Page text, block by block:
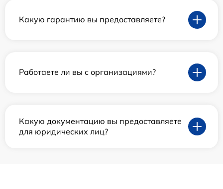
Какую гарантию вы предоставляете?
Работаете ли вы с организациями?
Какую документацию вы предоставляете
для юридических лиц?